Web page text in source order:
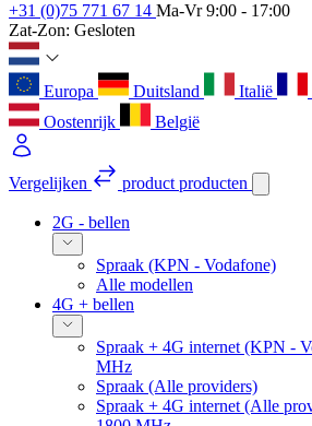
+31 (0)75 771 67 14 Ma-Vr 9:00 - 17:00
Zat-Zon: Gesloten
Europa Duitsland Italië
Oostenrijk
België
Vergelijken product producten
2G - bellen
Spraak (KPN - Vodafone)
Alle modellen
4G + bellen
Spraak + 4G internet (KPN -
MHz
Spraak (Alle providers)
Spraak + 4G internet (Alle